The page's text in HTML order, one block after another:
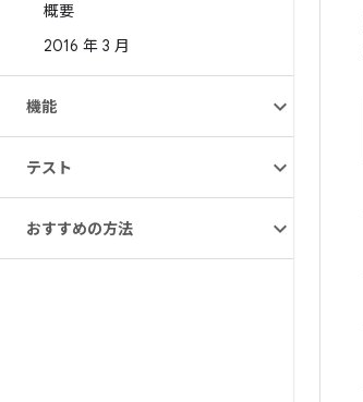
概要
2016 年 3 月
機能
テスト
おすすめの方法